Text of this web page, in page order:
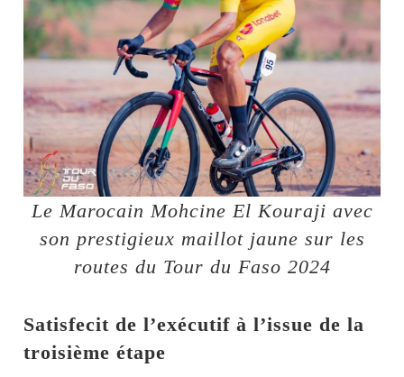
Le Marocain Mohcine El Kouraji avec
son prestigieux maillot jaune sur les
routes du Tour du Faso 2024
Satisfecit de l’exécutif à l’issue de la
troisième étape